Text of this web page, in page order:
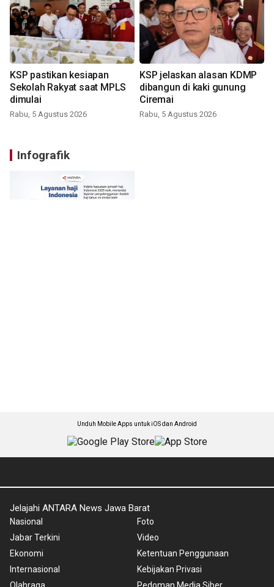
KSP pastikan kesiapan
Sekolah Rakyat saat MPLS
dimulai
Rabu, 5 Agustus 2026
KSP jelaskan alasan KDMP
dibangun di kaki gunung
Ciremai
Rabu, 5 Agustus 2026
Infografik
Unduh Mobile Apps untuk iOS dan Android
Jelajahi ANTARA News Jawa Barat
Nasional
Jabar Terkini
Ekonomi
Internasional
Foto
Video
Ketentuan Penggunaan
Kebijakan Privasi